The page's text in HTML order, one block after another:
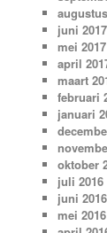
juni 2017
mei 2017
april
maart
februari
januari
oktober
juli 2016
juni 2016
mei 2016